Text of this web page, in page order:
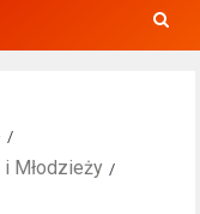
Młodzieży